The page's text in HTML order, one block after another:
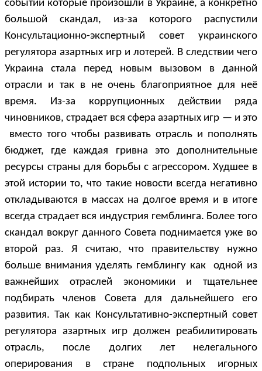
событии которые произошли в Украине, а конкретно
большой скандал, из-за которого распустили
Консультационно-экспертный совет украинского
регулятора азартных игр и лотерей. В следствии чего
Украина стала перед новым вызовом в данной
отрасли и так в не очень благоприятное для неё
время. Из-за коррупционных действии ряда
чиновников, страдает вся сфера азартных игр — и это
вместо того чтобы развивать отрасль и пополнять
бюджет, где каждая гривна это дополнительные
ресурсы страны для борьбы с агрессором. Худшее в
этой истории то, что такие новости всегда негативно
откладываются в массах на долгое время и в итоге
всегда страдает вся индустрия гемблинга. Более того
скандал вокруг данного Совета поднимается уже во
второй раз. Я считаю, что правительству нужно
больше внимания уделять гемблингу как одной из
важнейших отраслей экономики и тщательнее
подбирать членов Совета для дальнейшего его
развития. Так как Консультативно-экспертный совет
регулятора азартных игр должен реабилитировать
отрасль, после долгих лет нелегального
оперирования в стране подпольных игорных